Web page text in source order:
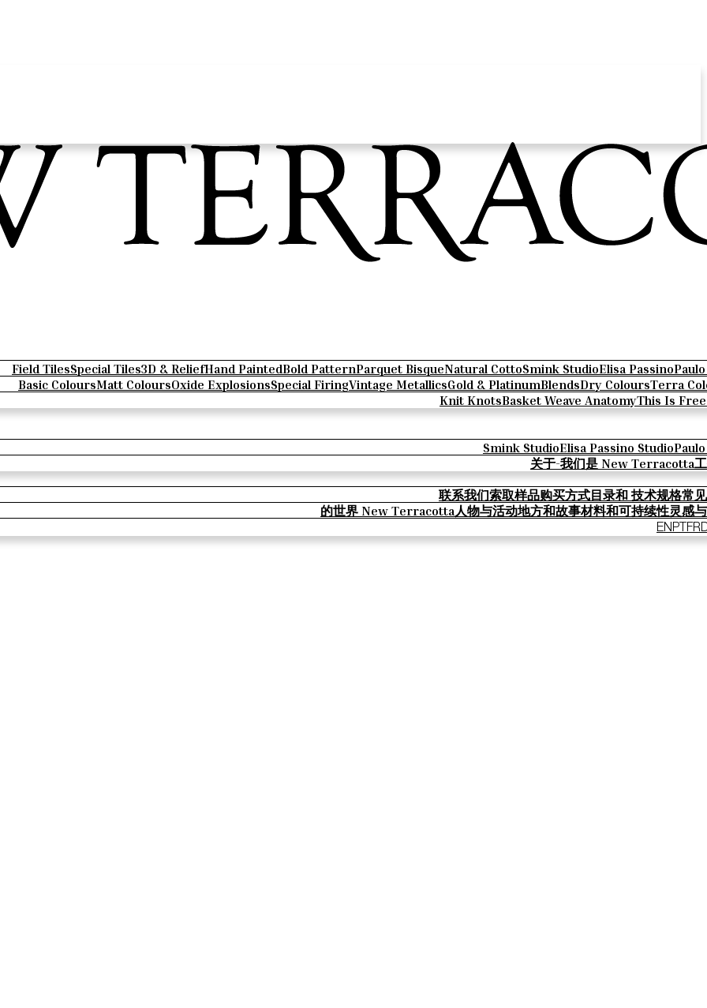
Field TilesSpecial Tiles3D & ReliefHand PaintedBold PatternParquet BisqueNatural CottoSmink StudioElisa Passino
Basic ColoursMatt ColoursOxide ExplosionsSpecial FiringVintage MetallicsGold & PlatinumBlendsDry ColoursTerra
Knit KnotsBasket Weave AnatomyThis Is
Smink StudioElisa Passino Studio
关于-我们是 New Terracotta
联系我们索取样品购买方式目录和 技术规格常
的世界 New Terracotta人物与活动地方和故事材料和可持续性灵感
EN PT FR